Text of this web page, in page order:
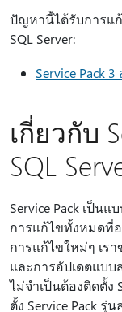
ปัญหานี้ได้รับการแก้
SQL Server:
Service Pack
เกี่ยวกับ
SQL
Service Pack เป็น
การแก้ไขทั้งหมดที่
การแก้ไขใหม่ๆ เร
และการอัปเดตแบ
ไม่จําเป็นต้องติดตั้ง
ตั้ง Service Pack